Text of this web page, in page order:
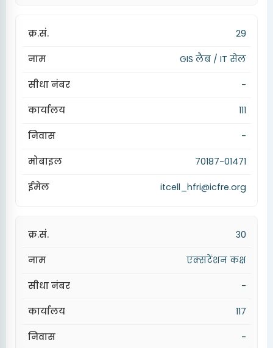
29
GIS लैब / IT सेल
-
111
-
70187-01471
itcell_hfri@icfre.org
30
एक्सटेंशन कक्ष
-
117
-